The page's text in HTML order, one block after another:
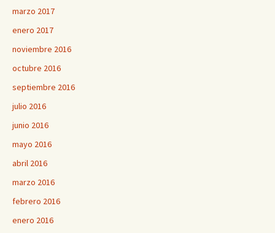
marzo 2017
enero 2017
noviembre 2016
octubre 2016
septiembre 2016
julio 2016
junio 2016
mayo 2016
abril 2016
marzo 2016
febrero 2016
enero 2016